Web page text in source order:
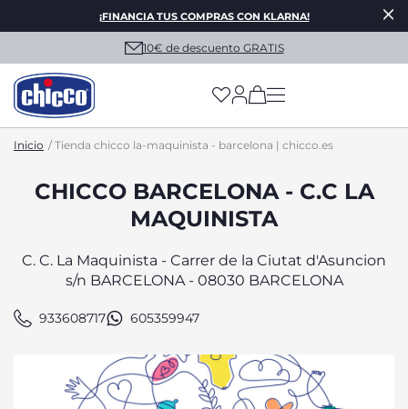
¡FINANCIA TUS COMPRAS CON KLARNA!
10€ de descuento GRATIS
(has more options
Inicio Tienda chicco la-maquinista - barcelona | chicco.es
CHICCO BARCELONA - C.C LA
MAQUINISTA
C. C. La Maquinista - Carrer de la Ciutat d'Asuncion
s/n BARCELONA - 08030 BARCELONA
933608717 605359947